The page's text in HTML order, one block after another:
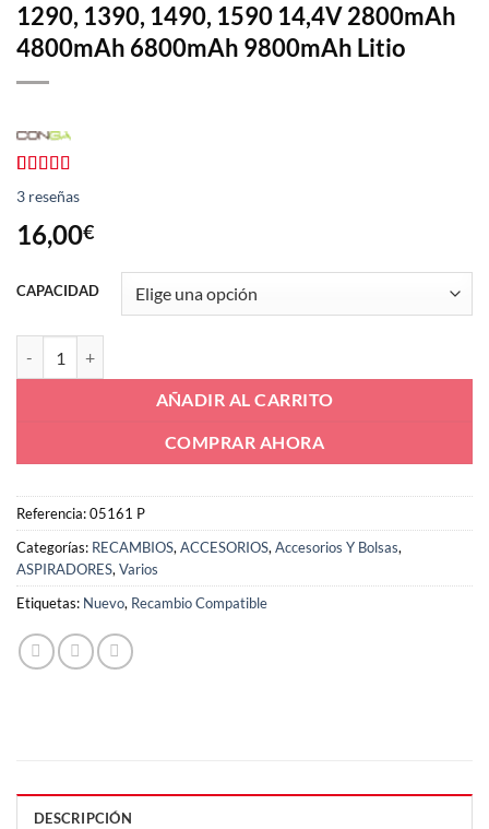
1290, 1390, 1490, 1590 14,4V 2800mAh
4800mAh 6800mAh 9800mAh Litio
Valorado
con4.33
de 5 en
base a
3
3 reseñas
16,00€
CAPACIDAD
AÑADIR AL CARRITO
COMPRAR AHORA
Referencia:05161 P
Categorías: RECAMBIOS, ACCESORIOS, Accesorios Y Bolsas,
ASPIRADORES, Varios
Etiquetas: Nuevo, Recambio Compatible
DESCRIPCIÓN